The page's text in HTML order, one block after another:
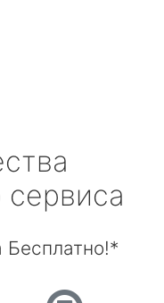
Бесплатно!*